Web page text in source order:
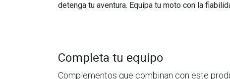
detenga tu aventura. Equipa tu moto con la
Completa tu equipo
Complementos que combinan con este